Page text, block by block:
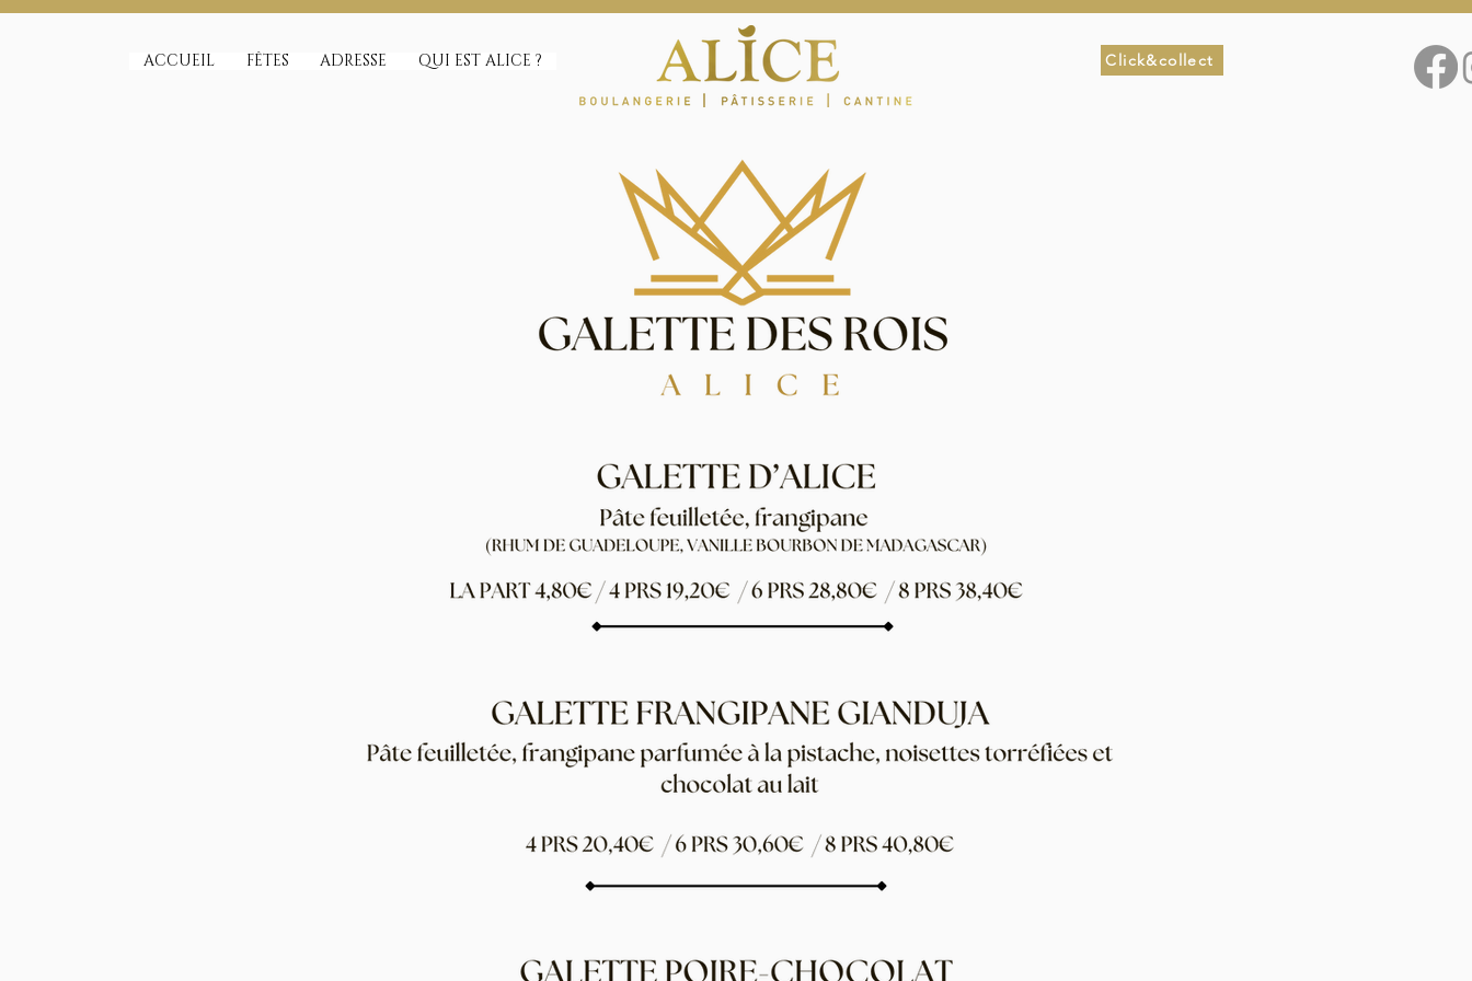
ACCUEIL FÊTES ADRESSE QUI EST ALICE ? Click&collect